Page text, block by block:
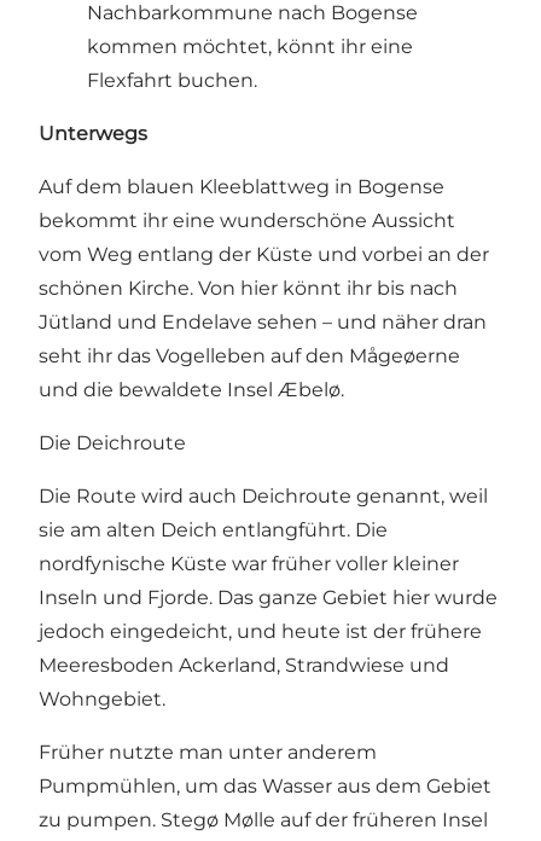
Nachbarkommune nach Bogense
kommen möchtet, könnt ihr eine
Flexfahrt buchen.
Unterwegs
Auf dem blauen Kleeblattweg in Bogense
bekommt ihr eine wunderschöne Aussicht
vom Weg entlang der Küste und vorbei an der
schönen Kirche. Von hier könnt ihr bis nach
Jütland und Endelave sehen – und näher dran
seht ihr das Vogelleben auf den Mågeøerne
und die bewaldete Insel Æbelø.
Die Deichroute
Die Route wird auch Deichroute genannt, weil
sie am alten Deich entlangführt. Die
nordfynische Küste war früher voller kleiner
Inseln und Fjorde. Das ganze Gebiet hier wurde
jedoch eingedeicht, und heute ist der frühere
Meeresboden Ackerland, Strandwiese und
Wohngebiet.
Früher nutzte man unter anderem
Pumpmühlen, um das Wasser aus dem Gebiet
zu pumpen. Stegø Mølle auf der früheren Insel